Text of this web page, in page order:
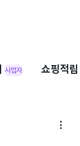
사업자 쇼핑적립
